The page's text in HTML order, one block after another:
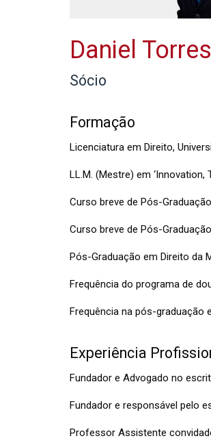
Daniel
Sócio
Formação
Licenciatura em Direito,
LL.M. (Mestre) em ‘Innovation,
Curso breve de Pós-
Curso breve de Pós-
Pós-Graduação em Direito da
Frequência do programa de
Frequência na pós-graduação
Experiência
Fundador e Advogado no
Fundador e responsável pelo
Professor Assistente